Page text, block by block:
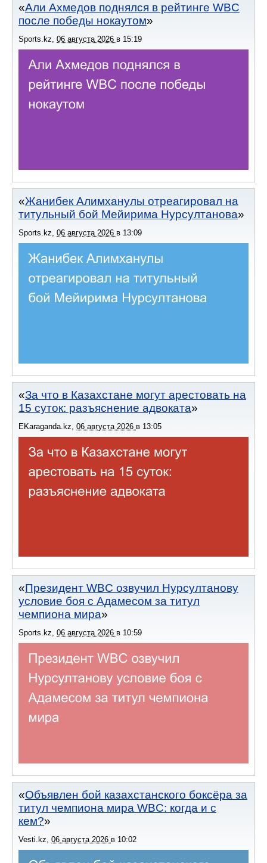
Али Ахмедов поднялся в рейтинге WBC
после победы нокаутом
Sports.kz 06 августа 2026 в 15:19
Жанибек Алимханулы отреагировал на
титульный бой Мейирима Нурсултанова
Sports.kz 06 августа 2026 в 13:09
За что в Казахстане могут арестовать на
15 суток: разъяснение адвоката
EKaraganda.kz 06 августа 2026 в 13:05
Президент WBC озвучил Нурсултанову
условие боя с Адамесом за титул
чемпиона мира
Sports.kz, 06 августа 2026 в 10:59
Объявлен бой казахстанского боксёра за
титул чемпиона мира WBC: когда и с
кем?
Vesti.kz, 06 августа 2026 в 10:02